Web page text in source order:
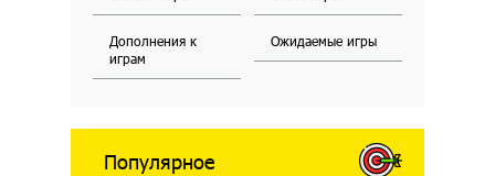
Дополнения к
играм
Ожидаемые игры
Популярное